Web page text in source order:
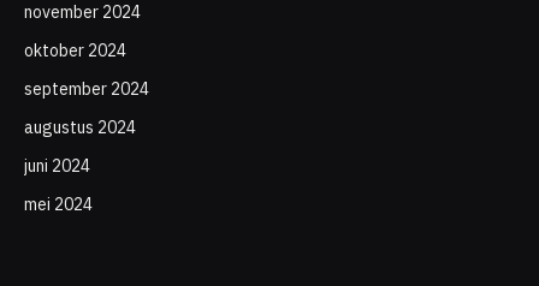
november 2024
oktober 2024
september 2024
augustus 2024
juni 2024
mei 2024